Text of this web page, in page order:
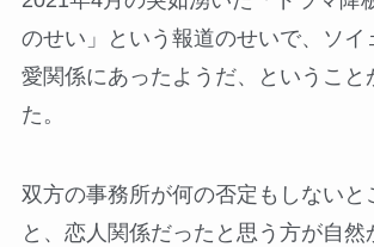
のせい」という報道のせいで、ソイ
愛関係にあったようだ、ということ
た。
双方の事務所が何の否定もしないと
と、恋人関係だったと思う方が自然